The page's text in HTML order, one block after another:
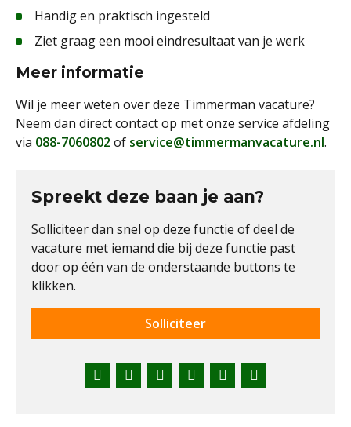
Handig en praktisch ingesteld
Ziet graag een mooi eindresultaat van je werk
Meer informatie
Wil je meer weten over deze Timmerman vacature?
Neem dan direct contact op met onze service afdeling
via 088-7060802of service@timmermanvacature.nl.
Spreekt deze baan je aan?
Solliciteer dan snel op deze functie of deel de
vacature met iemand die bij deze functie past
door op één van de onderstaande buttons te
klikken.
FacebookTwitterLinkedInPinterestWhatsApp
Solliciteer